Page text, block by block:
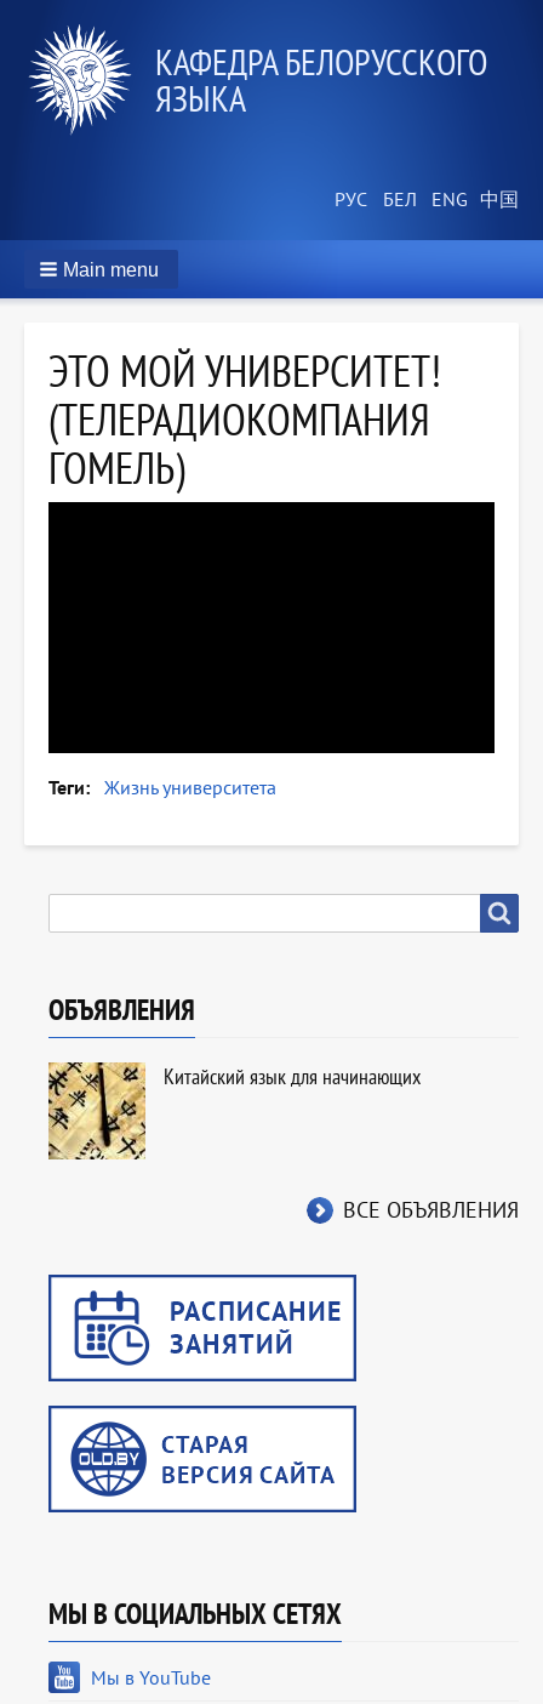
КАФЕДРА БЕЛОРУССКОГО
ЯЗЫКА
Main menu
ЭТО МОЙ УНИВЕРСИТЕТ!
(ТЕЛЕРАДИОКОМПАНИЯ
ГОМЕЛЬ)
Теги Жизнь университета
ОБЪЯВЛЕНИЯ
Китайский язык для начинающих
ВСЕ ОБЪЯВЛЕНИЯ
МЫ В СОЦИАЛЬНЫХ СЕТЯХ
Мы в YouTube